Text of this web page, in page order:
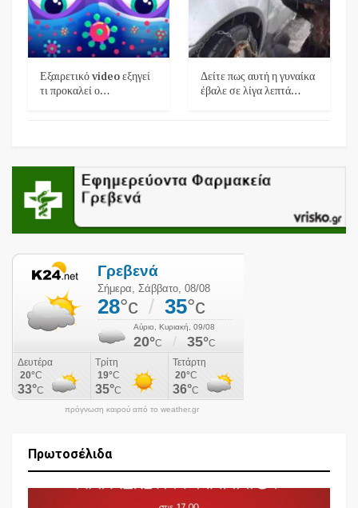
Εξαιρετικό video εξηγεί
τι προκαλεί ο…
Δείτε πως αυτή η γυναίκα
έβαλε σε λίγα λεπτά…
πρόγνωση καιρού από το weather.gr
Πρωτοσέλιδα